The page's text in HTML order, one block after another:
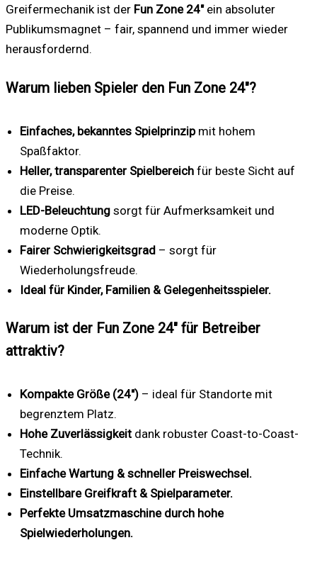
Greifermechanik ist der Fun Zone 24″ein absoluter
Publikumsmagnet – fair, spannend und immer wieder
herausfordernd.
Warum lieben Spieler den Fun Zone 24″?
Einfaches, bekanntes Spielprinzipmit hohem
Spaßfaktor.
Heller, transparenter Spielbereich für beste Sicht auf
die Preise.
LED-Beleuchtung sorgt für Aufmerksamkeit und
moderne Optik.
Fairer Schwierigkeitsgrad – sorgt für
Wiederholungsfreude.
Ideal für Kinder, Familien & Gelegenheitsspieler.
Warum ist der Fun Zone 24″ für Betreiber
attraktiv?
Kompakte Größe (24″) – ideal für Standorte mit
begrenztem Platz.
Hohe Zuverlässigkeit dank robuster Coast-to-Coast-
Technik.
Einfache Wartung & schneller Preiswechsel.
Einstellbare Greifkraft & Spielparameter.
Perfekte Umsatzmaschine durch hohe
Spielwiederholungen.